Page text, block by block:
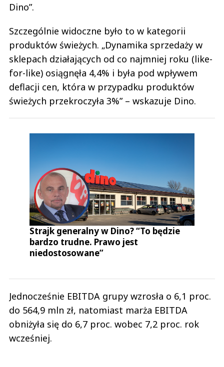
Dino”.
Szczególnie widoczne było to w kategorii
produktów świeżych. „Dynamika sprzedaży w
sklepach działających od co najmniej roku (like-
for-like) osiągnęła 4,4% i była pod wpływem
deflacji cen, która w przypadku produktów
świeżych przekroczyła 3%” – wskazuje Dino.
Strajk generalny w Dino? “To będzie
bardzo trudne. Prawo jest
niedostosowane”
Jednocześnie EBITDA grupy wzrosła o 6,1 proc.
do 564,9 mln zł, natomiast marża EBITDA
obniżyła się do 6,7 proc. wobec 7,2 proc. rok
wcześniej.